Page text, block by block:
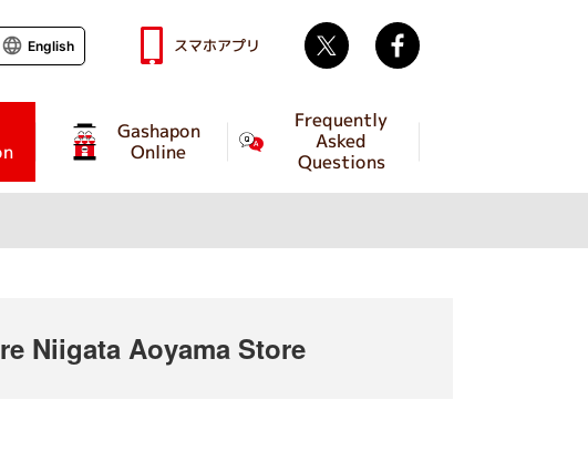
Gashapon
Online
Frequently
Asked
Questions
English スマホアプリ Twitter
Niigata Aoyama Store